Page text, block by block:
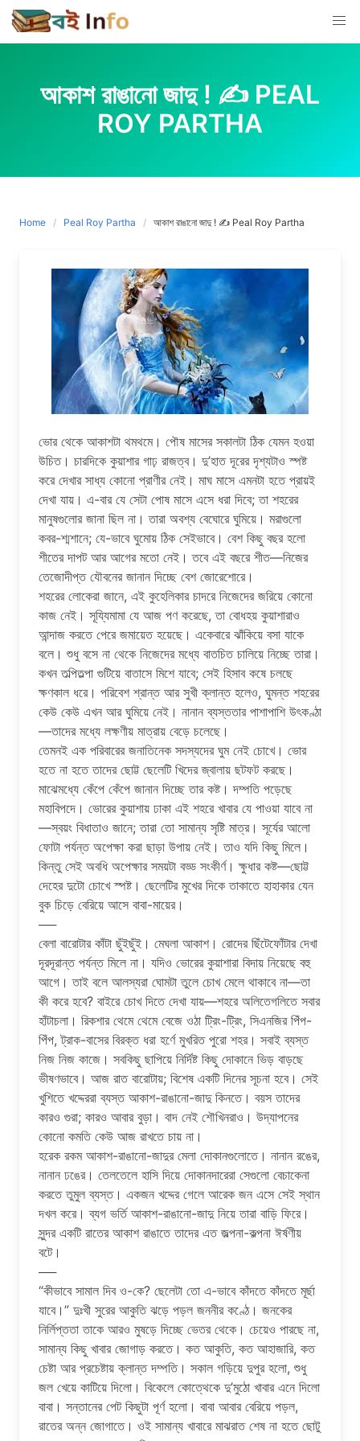
Skip
to
content
আকাশ রাঙানো জাদু ! ✍️ PEAL
ROY PARTHA
Home Peal Roy Partha আকাশ রাঙানো জাদু ! ✍️ Peal Roy Partha
ভোর থেকে আকাশটা থমথমে। পৌষ মাসের সকালটা ঠিক যেমন হওয়া
উচিত। চারদিকে কুয়াশার গাঢ় রাজত্ব। দু’হাত দূরের দৃশ্যটাও স্পষ্ট
করে দেখার সাধ্য কোনো প্রাণীর নেই। মাঘ মাসে এমনটা হতে প্রায়ই
দেখা যায়। এ-বার যে সেটা পোষ মাসে এসে ধরা দিবে; তা শহরের
মানুষগুলোর জানা ছিল না। তারা অবশ্য বেঘোরে ঘুমিয়ে। মরাগুলো
কবর-শ্মশানে; যে-ভাবে ঘুমোয় ঠিক সেইভাবে। বেশ কিছু বছর হলো
শীতের দাপট আর আগের মতো নেই। তবে এই বছরে শীত—নিজের
তেজোদীপ্ত যৌবনের জানান দিচ্ছে বেশ জোরেশোরে।
শহরের লোকেরা জানে, এই কুহেলিকার চাদরে নিজেদের জরিয়ে কোনো
কাজ নেই। সূয্যিমামা যে আজ পণ করেছে, তা বোধহয় কুয়াশারাও
আন্দাজ করতে পেরে জমায়েত হয়েছে। একেবারে ঝাঁকিয়ে বসা যাকে
বলে। শুধু বসে না থেকে নিজেদের মধ্যে বাতচিত চালিয়ে নিচ্ছে তারা।
কখন তল্পিতল্পা গুটিয়ে বাতাসে মিশে যাবে; সেই হিসাব কষে চলছে
ক্ষণকাল ধরে। পরিবেশ শ্রান্ত আর সুখী ক্লান্ত হলেও, ঘুমন্ত শহরের
কেউ কেউ এখন আর ঘুমিয়ে নেই। নানান ব্যস্ততার পাশাপাশি উৎকণ্ঠা
—তাদের মধ্যে লক্ষণীয় মাত্রায় বেড়ে চলেছে।
তেমনই এক পরিবারের জনাতিনেক সদস্যদের ঘুম নেই চোখে। ভোর
হতে না হতে তাদের ছোট্ট ছেলেটি খিদের জ্বালায় ছটফট করছে।
মাঝেমধ্যে কেঁপে কেঁপে জানান দিচ্ছে তার কষ্ট। দম্পতি পড়েছে
মহাবিপদে। ভোরের কুয়াশায় ঢাকা এই শহরে খাবার যে পাওয়া যাবে না
—স্বয়ং বিধাতাও জানে; তারা তো সামান্য সৃষ্টি মাত্র। সূর্যের আলো
ফোটা পর্যন্ত অপেক্ষা করা ছাড়া উপায় নেই। তাও যদি কিছু মিলে।
কিন্তু সেই অবধি অপেক্ষার সময়টা বড্ড সংকীর্ণ। ক্ষুধার কষ্ট—ছোট্ট
দেহের দুটো চোখে স্পষ্ট। ছেলেটির মুখের দিকে তাকাতে হাহাকার যেন
বুক চিড়ে বেরিয়ে আসে বাবা-মায়ের।
──
বেলা বারোটার কাঁটা ছুঁইছুঁই। মেঘলা আকাশ। রোদের ছিঁটেফোঁটার দেখা
দূরদূরান্ত পর্যন্ত মিলে না। যদিও ভোরের কুয়াশারা বিদায় নিয়েছে বহু
আগে। তাই বলে আলস্যরা ঘোমটা তুলে চোখ মেলে থাকাবে না—তা
কী করে হবে? বাইরে চোখ দিতে দেখা যায়—শহরে অলিতেগলিতে সবার
হাঁটাচলা। রিকশার থেমে থেমে বেজে ওঠা ট্রিং-ট্রিং, সিএনজির পিঁপ-
পিঁপ, ট্রাক-বাসের বিরক্ত ধরা হর্ণে মুখরিত পুরো শহর। সবাই ব্যস্ত
নিজ নিজ কাজে। সবকিছু ছাপিয়ে নির্দিষ্ট কিছু দোকানে ভিড় বাড়ছে
ভীষণভাবে। আজ রাত বারোটায়; বিশেষ একটি দিনের সূচনা হবে। সেই
খুশিতে খদ্দেররা ব্যস্ত আকাশ-রাঙানো-জাদু কিনতে। বয়স তাদের
কারও গুরা; কারও আবার বুড়া। বাদ নেই শৌখিনরাও। উদ্‌যাপনের
কোনো কমতি কেউ আজ রাখতে চায় না।
হরেক রকম আকাশ-রাঙানো-জাদুর মেলা দোকানগুলোতে। নানান রঙের,
নানান ঢঙের। তেলতেলে হাসি দিয়ে দোকানদারেরা সেগুলো বেচাকেনা
করতে তুমুল ব্যস্ত। একজন খদ্দের গেলে আরেক জন এসে সেই স্থান
দখল করে। ব্যগ ভর্তি আকাশ-রাঙানো-জাদু নিয়ে তারা বাড়ি ফিরে।
সুন্দর একটি রাতের আকাশ রাঙাতে তাদের এত জল্পনা-কল্পনা ঈর্ষণীয়
বটে।
──
“কীভাবে সামাল দিব ও-কে? ছেলেটা তো এ-ভাবে কাঁদতে কাঁদতে মূর্ছা
যাবে।” দুঃখী সুরের আকুতি ঝড়ে পড়ল জননীর কণ্ঠে। জনকের
নির্লিপ্ততা তাকে আরও মুষড়ে দিচ্ছে ভেতর থেকে। চেয়েও পারছে না,
সামান্য কিছু খাবার জোগাড় করতে। কত আকুতি, কত আহাজারি, কত
চেষ্টা আর প্রচেষ্টায় ক্লান্ত দম্পতি। সকাল গড়িয়ে দুপুর হলো, শুধু
জল খেয়ে কাটিয়ে দিলো। বিকেলে কোত্থেকে দু’মুঠো খাবার এনে দিলো
বাবা। সন্তানের পেট কিছুটা পূর্ণ হলো। বাবা আবার বেরিয়ে পড়ল,
রাতের অন্ন জোগাতে। ওই সামান্য খাবারে মাঝরাত শেষ না হতে ছোটু